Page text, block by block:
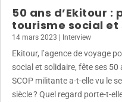
50 ans d’Ekitour
tourisme social et
14 mars 2023 | Interview
Ekitour, l’agence de voyage
social et solidaire, fête ses
SCOP militante a-t-elle vu le
siècle ? Quel regard porte-t-